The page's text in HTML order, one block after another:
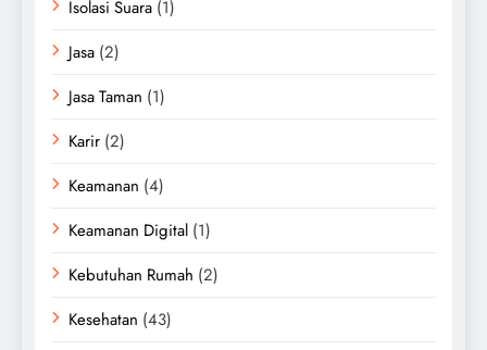
Isolasi Suara (1)
Jasa (2)
Jasa Taman (1)
Karir (2)
Keamanan (4)
Keamanan Digital (1)
Kebutuhan Rumah (2)
Kesehatan (43)